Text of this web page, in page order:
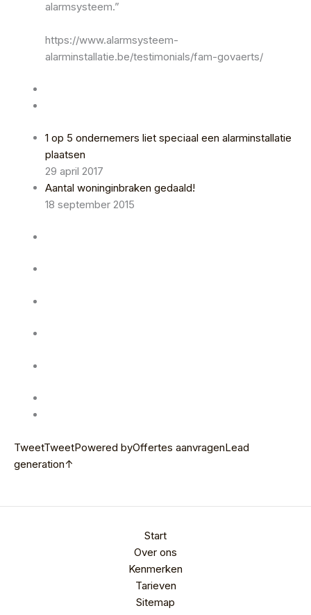
alarmsysteem.”
https://www.alarmsysteem-
alarminstallatie.be/testimonials/fam-govaerts/
1 op 5 ondernemers liet speciaal een alarminstallatie
plaatsen
29 april 2017
Aantal woninginbraken gedaald!
18 september 2015
TweetTweetPowered byOffertes aanvragenLead
generation↑
Start
Over ons
Kenmerken
Tarieven
Sitemap